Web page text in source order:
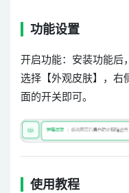
功能设置
开启功能：安装功能后
选择【外观皮肤】，右
面的开关即可。
使用教程